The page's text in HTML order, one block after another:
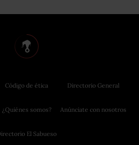
Código de ética
¿Quiénes somos?
El Sabueso
Directorio General
Anúnciate con nosotros